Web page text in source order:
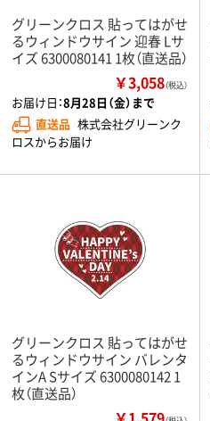
グリーンクロス 貼ってはがせ
るウィンドウサイン 迎春 Lサ
イズ 6300080141 1枚（直送品）
￥3,058（税込）
お届け日：8月28日（金）まで
直送品 株式会社グリーンク
ロスからお届け
グリーンクロス 貼ってはがせ
るウィンドウサイン バレンタ
インA Sサイズ 6300080142 1
枚（直送品）